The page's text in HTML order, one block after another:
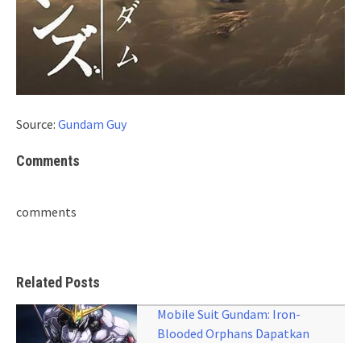
Source: Gundam Guy
Comments
comments
Related Posts
Mobile Suit Gundam: Iron-
Blooded Orphans Dapatkan